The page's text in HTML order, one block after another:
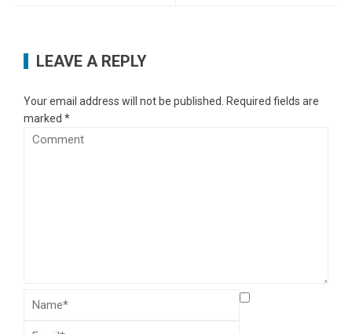
LEAVE A REPLY
Your email address will not be published.
Required fields are
marked *